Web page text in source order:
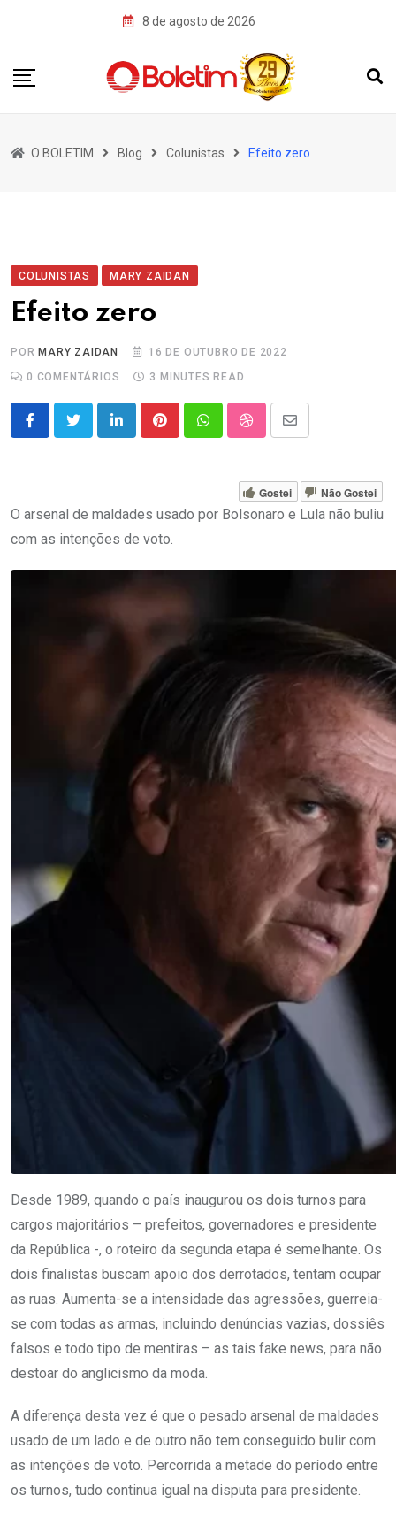
8 de agosto de 2026
O BOLETIM Blog Colunistas Efeito zero
COLUNISTAS MARY ZAIDAN
Efeito zero
POR MARY ZAIDAN
16 DE OUTUBRO DE 2022
0 COMENTÁRIOS 3 MINUTES READ
LinkedInPinterestWhatsappStumbleUpon
Share
Email
Gostei Não Gostei
O arsenal de maldades usado por Bolsonaro e Lula não buliu
com as intenções de voto.
Desde 1989, quando o país inaugurou os dois turnos para
cargos majoritários – prefeitos, governadores e presidente
da República -, o roteiro da segunda etapa é semelhante. Os
dois finalistas buscam apoio dos derrotados, tentam ocupar
as ruas. Aumenta-se a intensidade das agressões, guerreia-
se com todas as armas, incluindo denúncias vazias, dossiês
falsos e todo tipo de mentiras – as tais fake news, para não
destoar do anglicismo da moda.
A diferença desta vez é que o pesado arsenal de maldades
usado de um lado e de outro não tem conseguido bulir com
as intenções de voto. Percorrida a metade do período entre
os turnos, tudo continua igual na disputa para presidente.